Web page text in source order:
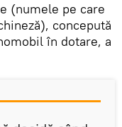
(numele pe care
concepută
în dotare, a